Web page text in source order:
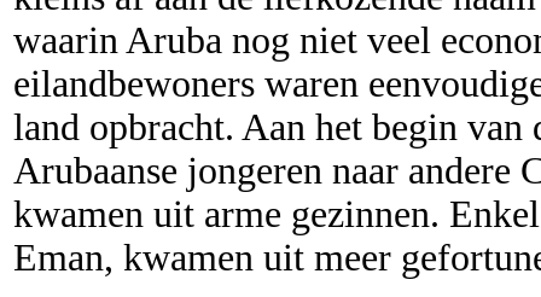
waarin Aruba nog niet veel
eilandbewoners waren
land opbracht. Aan het begin
Arubaanse jongeren naar andere
kwamen uit arme gezinnen.
Eman, kwamen uit meer